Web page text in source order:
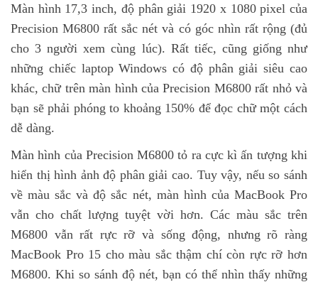
Màn hình 17,3 inch, độ phân giải 1920 x 1080 pixel của
Precision M6800 rất sắc nét và có góc nhìn rất rộng (đủ
cho 3 người xem cùng lúc). Rất tiếc, cũng giống như
những chiếc laptop Windows có độ phân giải siêu cao
khác, chữ trên màn hình của Precision M6800 rất nhỏ và
bạn sẽ phải phóng to khoảng 150% để đọc chữ một cách
dễ dàng.
Màn hình của Precision M6800 tỏ ra cực kì ấn tượng khi
hiển thị hình ảnh độ phân giải cao. Tuy vậy, nếu so sánh
về màu sắc và độ sắc nét, màn hình của MacBook Pro
vẫn cho chất lượng tuyệt vời hơn. Các màu sắc trên
M6800 vẫn rất rực rỡ và sống động, nhưng rõ ràng
MacBook Pro 15 cho màu sắc thậm chí còn rực rỡ hơn
M6800. Khi so sánh độ nét, bạn có thể nhìn thấy những